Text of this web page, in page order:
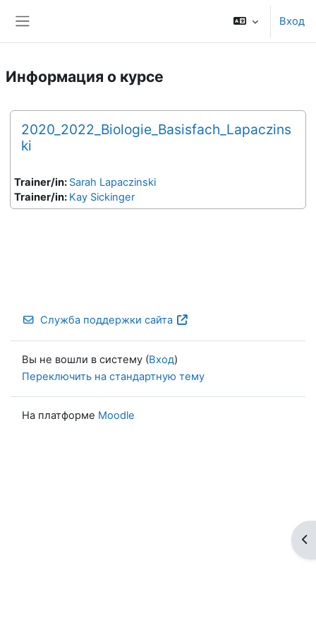
Вход
Информация о курсе
2020_2022_Biologie_Basisfach_Lapaczins
ki
Trainer/in: Sarah Lapaczinski
Trainer/in: Kay Sickinger
Служба поддержки сайта
Вы не вошли в систему (Вход)
Переключить на стандартную тему
На платформе Moodle